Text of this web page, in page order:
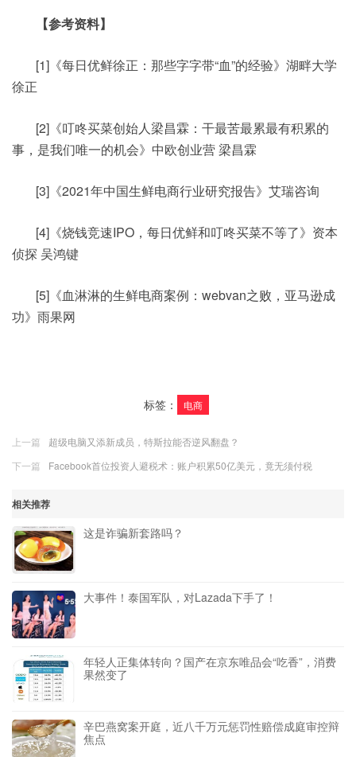
【参考资料】
[1]《每日优鲜徐正：那些字字带“血”的经验》湖畔大学
徐正
[2]《叮咚买菜创始人梁昌霖：干最苦最累最有积累的
事，是我们唯一的机会》中欧创业营 梁昌霖
[3]《2021年中国生鲜电商行业研究报告》艾瑞咨询
[4]《烧钱竞速IPO，每日优鲜和叮咚买菜不等了》资本
侦探 吴鸿键
[5]《血淋淋的生鲜电商案例：webvan之败，亚马逊成
功》雨果网
标签： 电商
上一篇
超级电脑又添新成员，特斯拉能否逆风翻盘？
下一篇
Facebook首位投资人避税术：账户积累50亿美元，竟无须付税
相关推荐
这是诈骗新套路吗？
大事件！泰国军队，对Lazada下手了！
年轻人正集体转向？国产在京东唯品会“吃香”，消费
果然变了
辛巴燕窝案开庭，近八千万元惩罚性赔偿成庭审控辩
焦点